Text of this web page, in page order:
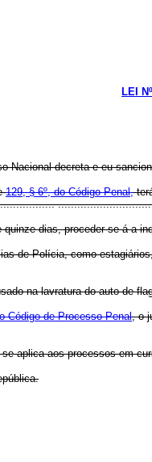
LEI
Nacional decreta e eu
129, § 6º, do Código Penal,
dias, proceder-se-á a
Polícia, como estagiários,
lavratura do auto de
Código de Processo Penal, o
aplica aos processos em